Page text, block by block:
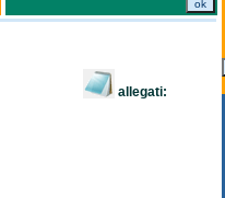
allegati: